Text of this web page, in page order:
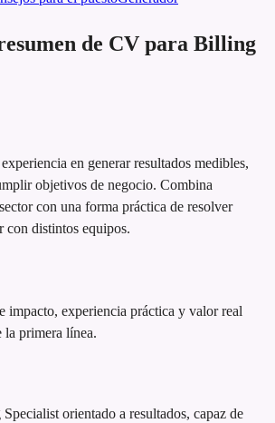
de CV para Billing
en generar resultados medibles,
objetivos de negocio. Combina
con una forma práctica de resolver
con distintos equipos.
impacto, experiencia práctica y valor real
la primera línea.
orientado a resultados, capaz de